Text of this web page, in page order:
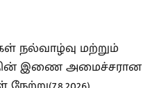
நல்வாழ்வு மற்றும்
இணை அமைச்சரான